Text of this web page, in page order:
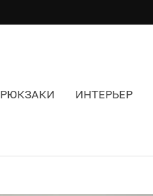
РЮКЗАКИ ИНТЕРЬЕР